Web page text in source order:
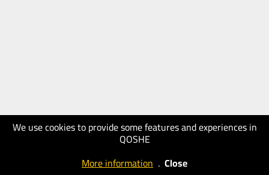
We use cookies to provide some features and experiences in
QOSHE
More information . Close